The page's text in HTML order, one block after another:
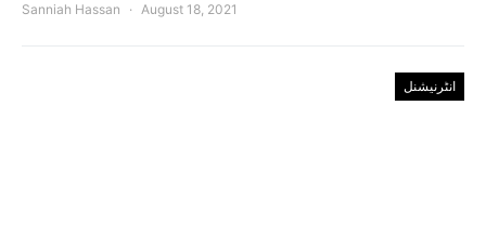
Sanniah Hassan August 18, 2021
انٹرنیشنل